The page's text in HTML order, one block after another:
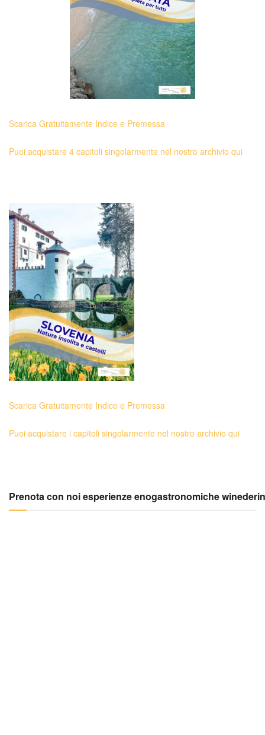
Scarica Gratuitamente Indice e Premessa
Puoi acquistare 4 capitoli singolarmente nel nostro archivio qui
Scarica Gratuitamente Indice e Premessa
Puoi acquistare i capitoli singolarmente nel nostro archivio qui
Prenota con noi esperienze enogastronomiche